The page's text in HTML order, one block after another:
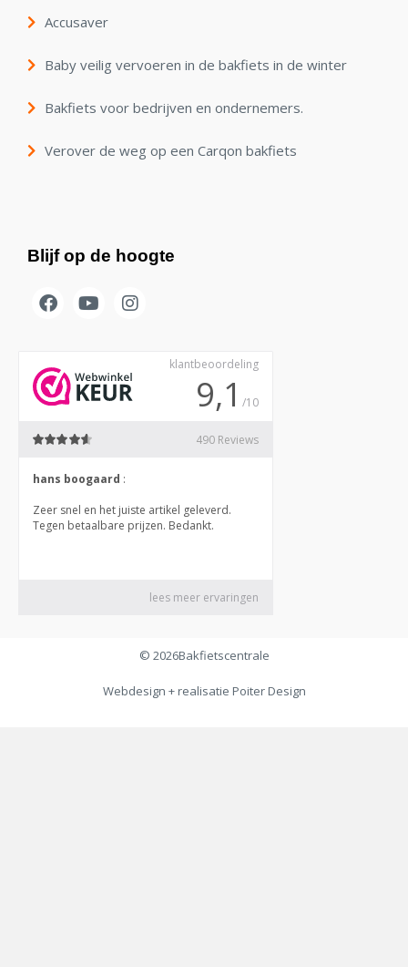
Accusaver
Baby veilig vervoeren in de bakfiets in de winter
Bakfiets voor bedrijven en ondernemers.
Verover de weg op een Carqon bakfiets
Blijf op de hoogte
© 2026Bakfietscentrale
Webdesign + realisatie Poiter Design